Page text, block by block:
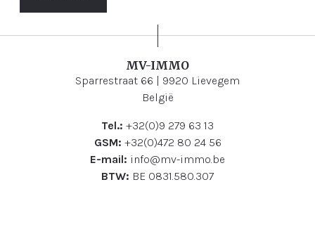
MV-IMMO
Sparrestraat 66 | 9920 Lievegem
België
Tel.: +32(0)9 279 63 13
GSM: +32(0)472 80 24 56
E-mail: info@mv-immo.be
BTW: BE 0831.580.307